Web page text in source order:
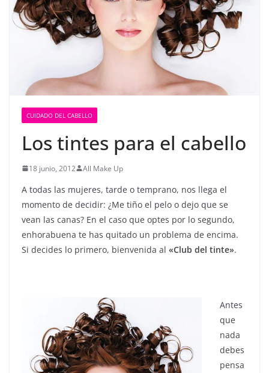
u
d
l
l
e
z
CUIDADO DEL CABELLO
Los tintes para el cabello
18 junio, 2012 All Make Up
A todas las mujeres, tarde o temprano, nos llega el
momento de decidir: ¿Me tiño el pelo o dejo que se
vean las canas? En el caso que optes por lo segundo,
enhorabuena te has quitado un problema de encima.
Si decides lo primero, bienvenida al «Club del tinte».
Antes
que
nada
debes
pensa